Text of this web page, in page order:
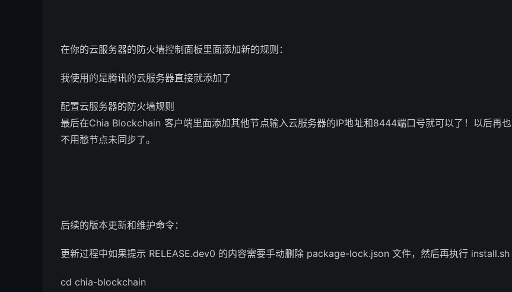
在你的云服务器的防火墙控制面板里面添加新的规则：
我使用的是腾讯的云服务器直接就添加了
配置云服务器的防火墙规则
最后在Chia Blockchain 客户端里面添加其他节点输入云服务器的IP地址和8444端口号就可以了！以后再也
不用愁节点未同步了。
后续的版本更新和维护命令：
更新过程中如果提示 RELEASE.dev0 的内容需要手动删除 package-lock.json 文件，然后再执行 install.sh
cd chia-blockchain